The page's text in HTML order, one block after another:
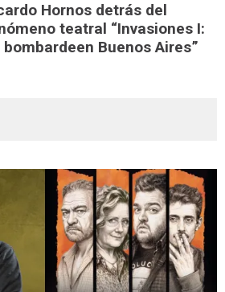
Hornos detrás del
teatral “Invasiones I:
bombardeen Buenos Aires”